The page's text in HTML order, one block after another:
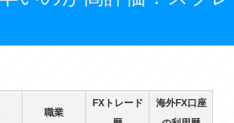
職業
FXトレード
海外FX口座